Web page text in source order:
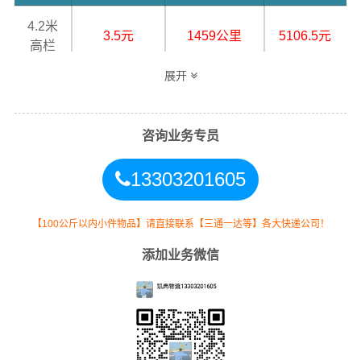
4.2米
高栏
3.5元 1459公里 5106.5元
7.5元 1459公里
平板
8.5元 1459公里 12401.5元
10.5元 1459公里
整车运输价格计算方式通常是按单价×公里，
展开
咨询业务专员
13303201605
【100公斤以内小件物品】请直接联系【三通一达等】各大快递公司！
添加业务微信